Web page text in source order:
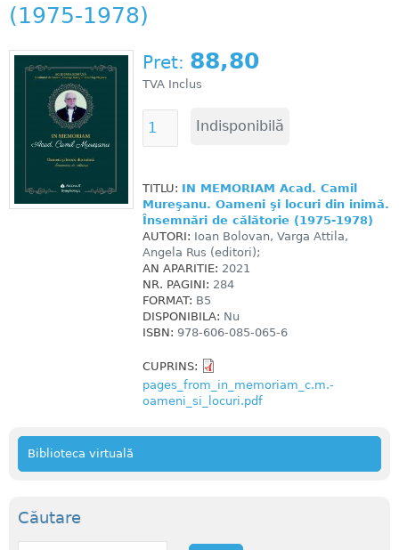
(1975-1978)
Pret: 88,80
TVA Inclus
TITLU: IN MEMORIAM Acad. Camil
Mureşanu. Oameni şi locuri din inimă.
Însemnări de călătorie (1975-1978)
AUTORI: Ioan Bolovan, Varga Attila,
Angela Rus (editori);
AN APARITIE: 2021
NR. PAGINI: 284
FORMAT: B5
DISPONIBILA: Nu
ISBN: 978-606-085-065-6
CUPRINS:
pages_from_in_memoriam_c.m.-
oameni_si_locuri.pdf
Biblioteca virtuală
Căutare
C